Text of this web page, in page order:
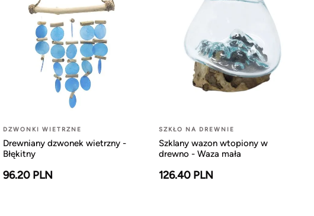
DZWONKI WIETRZNE
Drewniany dzwonek wietrzny -
Błękitny
96.20 PLN
SZKŁO NA DREWNIE
Szklany wazon wtopiony w
drewno - Waza mała
126.40 PLN